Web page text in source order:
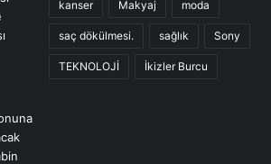
kanser Makyaj moda
saç dökülmesi. sağlık Sony
TEKNOLOJİ İkizler Burcu